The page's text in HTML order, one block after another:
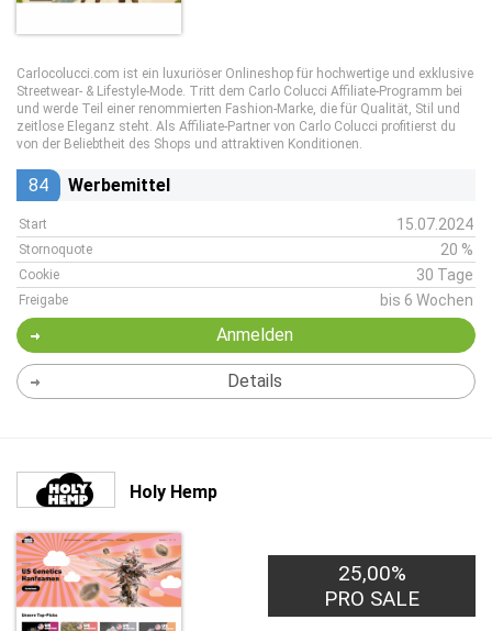
Carlocolucci.com ist ein luxuriöser Onlineshop für hochwertige und exklusive
Streetwear- & Lifestyle-Mode. Tritt dem Carlo Colucci Affiliate-Programm bei
und werde Teil einer renommierten Fashion-Marke, die für Qualität, Stil und
zeitlose Eleganz steht. Als Affiliate-Partner von Carlo Colucci profitierst du
von der Beliebtheit des Shops und attraktiven Konditionen.
84 Werbemittel
Start 15.07.2024
Stornoquote 20 %
Cookie 30 Tage
Freigabe bis 6 Wochen
Anmelden
Details
Holy Hemp
25,00%
PRO SALE